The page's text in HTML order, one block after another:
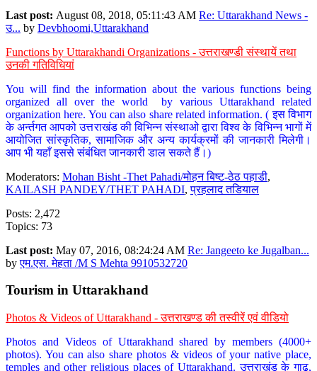
Last post: August 08, 2018, 05:11:43 AM Re: Uttarakhand News -
उ... by Devbhoomi,Uttarakhand
Functions by Uttarakhandi Organizations - उत्तराखण्डी संस्थायें तथा
उनकी गतिविधियां
You will find the information about the various functions being
organized all over the world by various Uttarakhand related
organization here. You can also share related information. ( इस विभाग
के अर्न्तगत आपको उत्तराखंड की विभिन्न संस्थाओ द्वारा विश्व के विभिन्न भागों में
आयोजित सांस्कृतिक, सामाजिक और अन्य कार्यक्रमों की जानकारी मिलेगी।
आप भी यहाँ इससे संबंधित जानकारी डाल सकते हैं।)
Moderators: Mohan Bisht -Thet Pahadi/मोहन बिष्ट-ठेठ पहाडी,
KAILASH PANDEY/THET PAHADI,प्रहलाद तडियाल
Posts: 2,472
Topics: 73
Last post: May 07, 2016, 08:24:24 AM Re: Jangeeto ke Jugalban...
byएम.एस. मेहता /M S Mehta 9910532720
Tourism in Uttarakhand
Photos & Videos of Uttarakhand - उत्तराखण्ड की तस्वीरें एवं वीडियो
Photos and Videos of Uttarakhand shared by members (4000+
photos). You can also share photos & videos of your native place,
temples and other religious places of Uttarakhand. उत्तराखंड के गाढ़,